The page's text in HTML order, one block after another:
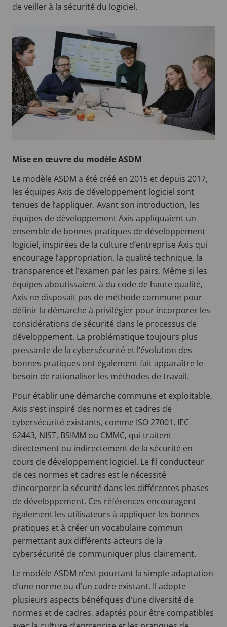
de veiller à la sécurité du logiciel.
Mise en œuvre du modèle ASDM
Le modèle ASDM a été créé en 2015 et depuis 2017,
les équipes Axis de développement logiciel sont
tenues de l’appliquer. Avant son introduction, les
équipes de développement Axis appliquaient un
ensemble de bonnes pratiques de développement
logiciel, inspirées de la culture d’entreprise Axis qui
encourage l’appropriation, la qualité technique, la
transparence et l’examen par les pairs. Même si les
équipes aboutissaient à du code de haute qualité,
Axis ne disposait pas de méthode commune pour
définir la démarche à privilégier pour incorporer les
considérations de sécurité dans le processus de
développement. La problématique toujours plus
pressante de la cybersécurité et l’évolution des
bonnes pratiques ont également fait apparaître le
besoin de rationaliser les méthodes de travail.
Pour établir une démarche commune et exploitable,
Axis s’est inspiré des normes et cadres de
cybersécurité existants, comme ISO 27001, IEC
62443, NIST, BSIMM ou CMMC, qui traitent
directement ou indirectement de la sécurité en
cours de développement logiciel. Le fil conducteur
de ces normes et cadres est le nécessité
d’incorporer la sécurité dans les différentes phases
de développement. Ces références encouragent
également les utilisateurs à appliquer les bonnes
pratiques et à créer un vocabulaire commun
permettant aux différents acteurs de la
cybersécurité de communiquer plus clairement.
Le modèle ASDM n’est pourtant la simple adaptation
d’une norme ou d’un cadre existant. Il adopte
plusieurs aspects bénéfiques d’une diversité de
normes et de cadres, adaptés pour être compatibles